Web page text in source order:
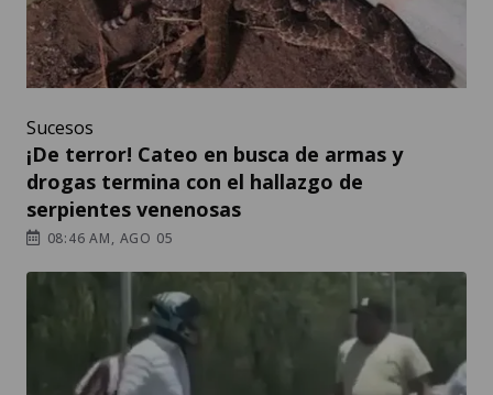
Sucesos
¡De terror! Cateo en busca de armas y
drogas termina con el hallazgo de
serpientes venenosas
08:46 AM, AGO 05